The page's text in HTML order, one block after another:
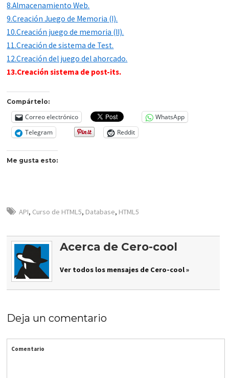
8.Almacenamiento Web.
9.Creación Juego de Memoria (I).
10.Creación juego de memoria (II).
11.Creación de sistema de Test.
12.Creación del juego del ahorcado.
13.Creación sistema de post-its.
Compártelo:
Correo electrónico
WhatsApp
Telegram
Reddit
Me gusta esto:
API, Curso de HTML5, Database, HTML5
Acerca de Cero-cool
Ver todos los mensajes de Cero-cool »
Deja un comentario
Comentario